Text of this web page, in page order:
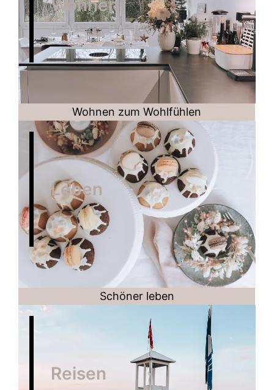
Wohnen
Wohnen zum Wohlfühlen
Leben
Schöner leben
Reisen